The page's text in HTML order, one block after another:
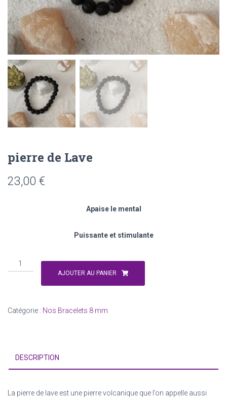
pierre de Lave
23,00 €
Apaise le mental
Puissante et stimulante
quantité
de
AJOUTER AU PANIER
Catégorie : Nos Bracelets 8 mm
DESCRIPTION
La pierre de lave est une pierre volcanique que l’on appelle aussi